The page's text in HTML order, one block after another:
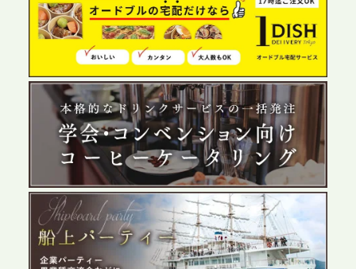
2026.6.4
プレスリリースのご案内｜夏の社内親睦が、配属後
の離職防止に。オフィスや会議室で縁日気分を味わ
う「お祭りケータリング」の提供を開始
2026.5.29
プレスリリースのご案内｜ケータリングのセカンド
テーブル、群馬前橋支社を設立。再開発やオフィス
展開が進む前橋エリアの企業ニーズに応え、高品質
なサービスで各種イベント・懇親会をサポート
2026.5.27
プレスリリースのご案内｜ケータリングのセカンド